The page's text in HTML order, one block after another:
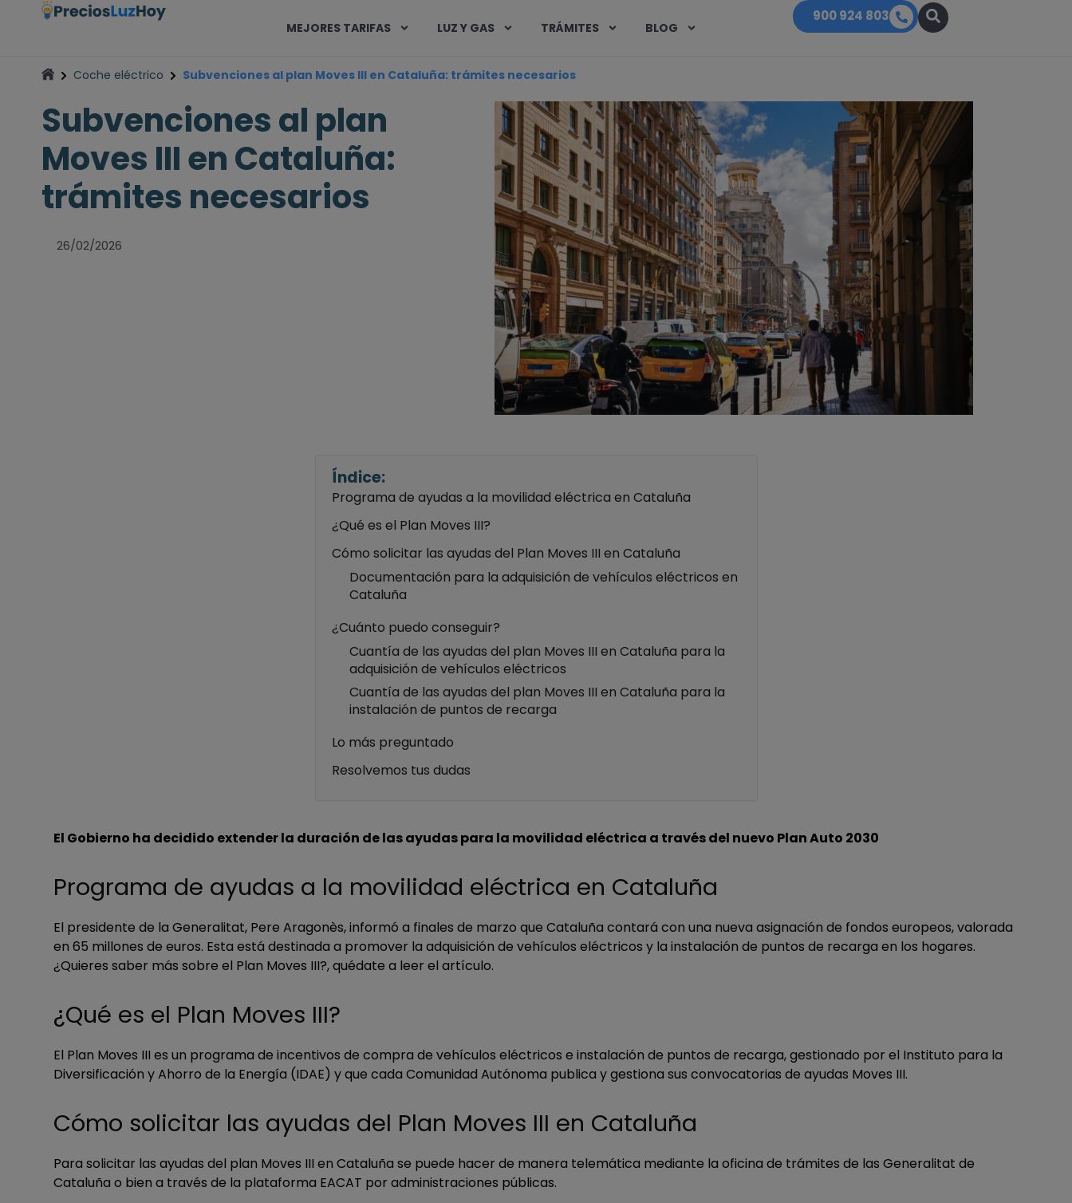
MEJORES TARIFAS LUZ Y GAS TRÁMITES BLOG
900 924 803
Coche eléctrico Subvenciones al plan Moves III en Cataluña: trámites necesarios
Subvenciones al plan
Moves III en Cataluña:
trámites necesarios
26/02/2026
Índice:
Programa de ayudas a la movilidad eléctrica en Cataluña
¿Qué es el Plan Moves III?
Cómo solicitar las ayudas del Plan Moves III en Cataluña
Documentación para la adquisición de vehículos eléctricos en
Cataluña
¿Cuánto puedo conseguir?
Cuantía de las ayudas del plan Moves III en Cataluña para la
adquisición de vehículos eléctricos
Cuantía de las ayudas del plan Moves III en Cataluña para la
instalación de puntos de recarga
Lo más preguntado
Resolvemos tus dudas
El Gobierno ha decidido extender la duración de las ayudas para la movilidad eléctrica a través del nuevo Plan Auto 2030
Programa de ayudas a la movilidad eléctrica en Cataluña
El presidente de la Generalitat, Pere Aragonès, informó a finales de marzo que Cataluña contará con una nueva asignación de fondos europeos, valorada
en 65 millones de euros. Esta está destinada a promover la adquisición de vehículos eléctricos y la instalación de puntos de recarga en los hogares.
¿Quieres saber más sobre el Plan Moves III?, quédate a leer el artículo.
¿Qué es el Plan Moves III?
El Plan Moves III es un programa de incentivos de compra de vehículos eléctricos e instalación de puntos de recarga, gestionado por el Instituto para la
Diversificación y Ahorro de la Energía (IDAE) y que cada Comunidad Autónoma publica y gestiona sus convocatorias de ayudas Moves III.
Cómo solicitar las ayudas del Plan Moves III en Cataluña
Para solicitar las ayudas del plan Moves III en Cataluña se puede hacer de manera telemática mediante la oficina de trámites de las Generalitat de
Cataluña o bien a través de la plataforma EACAT por administraciones públicas.